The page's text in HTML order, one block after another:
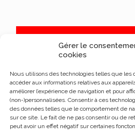
Gérer le
cookies
Nous utilisons des technologies telles que les
accéder aux informations relatives aux
améliorer l’expérience de navigation et pour
(non-)personnalisées. Consentir à ces
des données telles que le comportement de
sur ce site. Le fait de ne pas consentir ou de
peut avoir un effet négatif sur certaines